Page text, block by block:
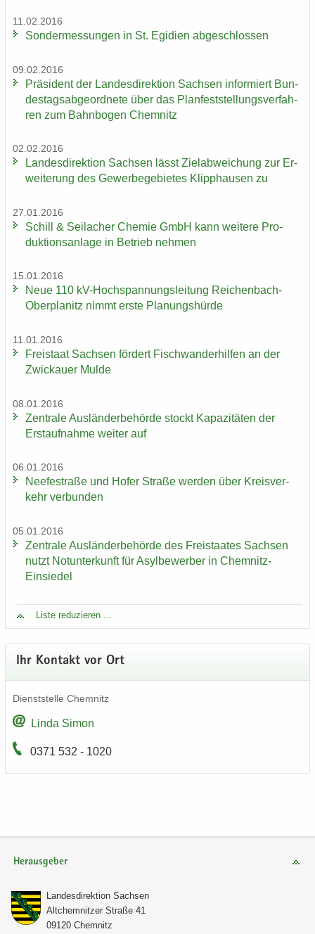
11.02.2016
Son­der­mes­sun­gen in St. Egi­di­en ab­ge­schlos­sen
09.02.2016
Prä­si­dent der Lan­des­di­rek­ti­on Sach­sen in­for­miert Bun­
des­tags­ab­ge­ord­ne­te über das Plan­fest­stel­lungs­ver­fah­
ren zum Bahn­bo­gen Chem­nitz
02.02.2016
Lan­des­di­rek­ti­on Sach­sen lässt Ziel­ab­wei­chung zur Er­
wei­te­rung des Ge­wer­be­ge­bie­tes Klipp­hau­sen zu
27.01.2016
Schill & Seil­a­cher Che­mie GmbH kann wei­te­re Pro­
duk­ti­ons­an­la­ge in Be­trieb neh­men
15.01.2016
Neue 110 kV-​Hochspannungsleitung Reichenbach-​
Oberplanitz nimmt erste Pla­nungs­hür­de
11.01.2016
Frei­staat Sach­sen för­dert Fisch­wan­der­hil­fen an der
Zwi­ckau­er Mulde
08.01.2016
Zen­tra­le Aus­län­der­be­hör­de stockt Ka­pa­zi­tä­ten der
Erst­auf­nah­me wei­ter auf
06.01.2016
Nee­fe­st­ra­ße und Hofer Stra­ße wer­den über Kreis­ver­
kehr ver­bun­den
05.01.2016
Zen­tra­le Aus­län­der­be­hör­de des Frei­staa­tes Sach­sen
nutzt Not­un­ter­kunft für Asyl­be­wer­ber in Chemnitz-​
Einsiedel
Liste re­du­zie­ren ...
Ihr Kon­takt vor Ort
Dienst­stel­le Chem­nitz
Linda Simon
0371 532 - 1020
Herausgeber
Lan­des­di­rek­ti­on Sach­sen
Alt­chem­nit­zer Stra­ße 41
09120 Chem­nitz